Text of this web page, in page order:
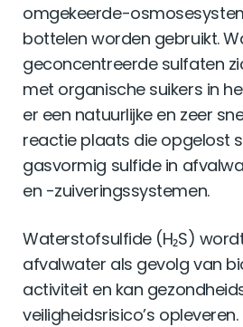
omgekeerde-
bottelen worden gebruikt.
geconcentreerde sulfaten
met organische suikers in
er een natuurlijke en zeer
reactie plaats die opgelost
gasvormig sulfide in
en -zuiveringssystemen.
Waterstofsulfide (H₂S)
afvalwater als gevolg van
activiteit en kan
veiligheidsrisico’s